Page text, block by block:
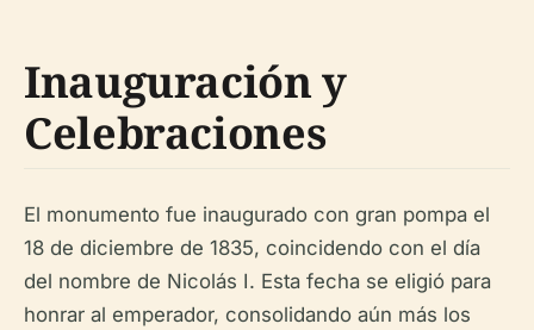
Inauguración y
Celebraciones
El monumento fue inaugurado con gran pompa el
18 de diciembre de 1835, coincidendo con el día
del nombre de Nicolás I. Esta fecha se eligió para
honrar al emperador, consolidando aún más los